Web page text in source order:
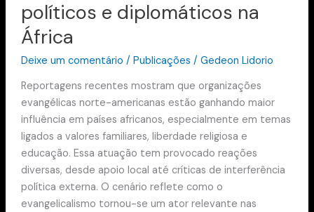
políticos e diplomáticos na
África
Deixe um comentário / Publicações / Gedeon Lidorio
Reportagens recentes mostram que organizações
evangélicas norte-americanas estão ganhando maior
influência em países africanos, especialmente em temas
ligados a valores familiares, liberdade religiosa e
educação. Essa atuação tem provocado reações
diversas, desde apoio local até críticas de interferência
política externa. O cenário reflete como o
evangelicalismo tornou-se um ator relevante nas